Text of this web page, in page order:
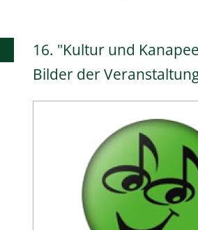
16. "Kultur und
Bilder der